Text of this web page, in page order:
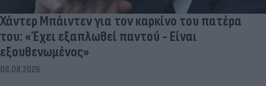
Χάντερ Μπάιντεν για τον καρκίνο του πατέρα
του: «Έχει εξαπλωθεί παντού - Είναι
εξουθενωμένος»
08.08.2026